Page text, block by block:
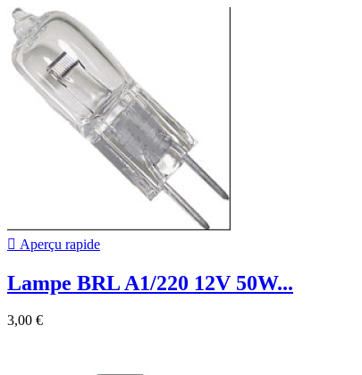
 Aperçu rapide
Lampe BRL A1/220 12V 50W...
3,00 €